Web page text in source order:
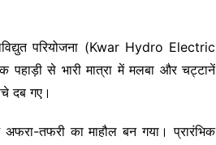
परियोजना (Kwar Hydro Electric
से भारी मात्रा में मलबा और चट्टानें
दब गए।
तफरी का माहौल बन गया। प्रारंभिक